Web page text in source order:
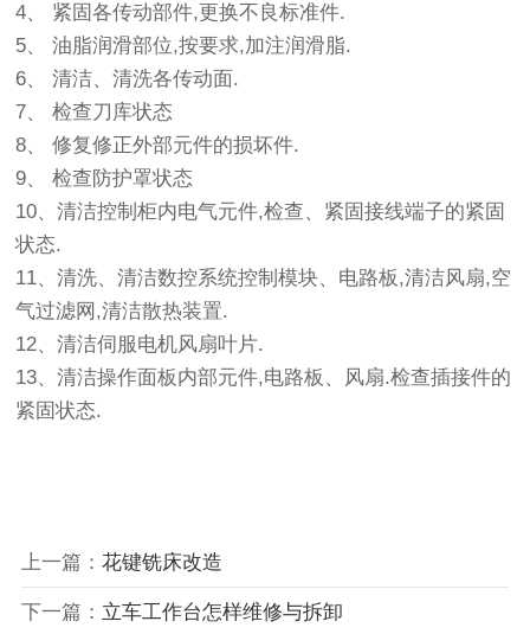
4、 紧固各传动部件,更换不良标准件.
5、 油脂润滑部位,按要求,加注润滑脂.
6、 清洁、清洗各传动面.
7、 检查刀库状态
8、 修复修正外部元件的损坏件.
9、 检查防护罩状态
10、清洁控制柜内电气元件,检查、紧固接线端子的紧固
状态.
11、清洗、清洁数控系统控制模块、电路板,清洁风扇,空
气过滤网,清洁散热装置.
12、清洁伺服电机风扇叶片.
13、清洁操作面板内部元件,电路板、风扇.检查插接件的
紧固状态.
上一篇： 花键铣床改造
下一篇： 立车工作台怎样维修与拆卸